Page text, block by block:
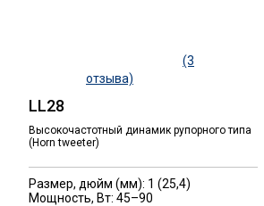
(3
отзыва)
LL28
Высокочастотный динамик рупорного типа
(Horn tweeter)
Размер, дюйм (мм): 1 (25,4)
Мощность, Вт: 45–90